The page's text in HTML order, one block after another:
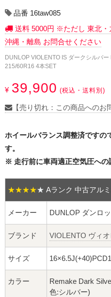
12インチ：夏タイヤホイール
13インチ：夏タイヤホイー
14インチ：夏タイヤホイー
15インチ：夏タイヤホイール
16インチ：夏タイヤホイー
17インチ：夏タイヤホイール
19インチ：夏タイヤホイー
20インチ：夏タイヤホイー
ホイールナット
品番 16taw085
送料 5000円 ※ただし 東北・
沖縄・離島 お問合せください
DUNLOP VIOLENTO IS ダークシルバ
215/60R16 4本SET
¥ 39,900 (税込・送料別)
【売り切れ：この商品へのお
ホイールバランス調整済ですの
す。
※ 走行前に車両適正空気圧への
★★★★★ Aランク 中古アル
メーカー DUNLOP ダンロ
ブランド VIOLENTO ヴィ
サイズ
カラー
Remake Dark
色:シルバー)